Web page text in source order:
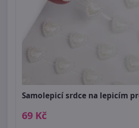
Samolepicí srdce na lepicím
69 Kč